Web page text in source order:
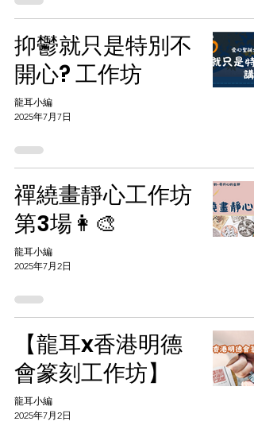
抑鬱就只是特別不
開心? 工作坊
龍耳小編
2025年7月7日
禪繞畫靜心工作坊
第3場👩‍🎨
龍耳小編
2025年7月2日
【龍耳x香港明德
會篆刻工作坊】
龍耳小編
2025年7月2日